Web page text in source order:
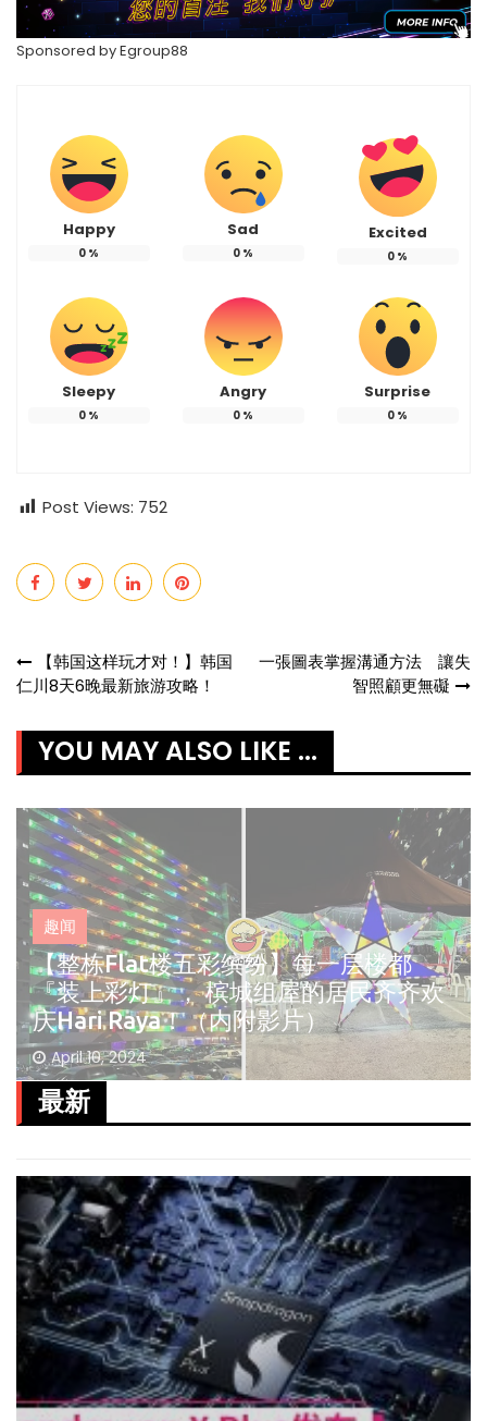
Sponsored byEgroup88
Happy
0 %
Sad
0 %
Excited
0 %
Sleepy
0 %
Angry
0 %
Surprise
0 %
Post Views: 752
Post
navigation
【韩国这样玩才对！】韩国
仁川8天6晚最新旅游攻略！
一張圖表掌握溝通方法 讓失
智照顧更無礙
YOU MAY ALSO LIKE ...
趣闻
【整栋Flat楼五彩缤纷】每一层楼都
『装上彩灯』， 槟城组屋的居民齐齐欢
庆Hari Raya！（内附影片）
April 10, 2024
最新